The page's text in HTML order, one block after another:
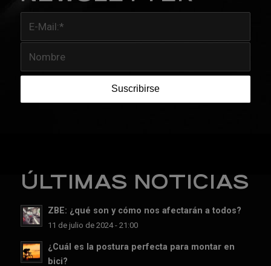
ÚLTIMAS NOTICIAS
ZBE: ¿qué son y cómo nos afectarán a todos?
11 de julio de 2024 - 21:00
¿Cuál es la postura perfecta para montar en
bici?